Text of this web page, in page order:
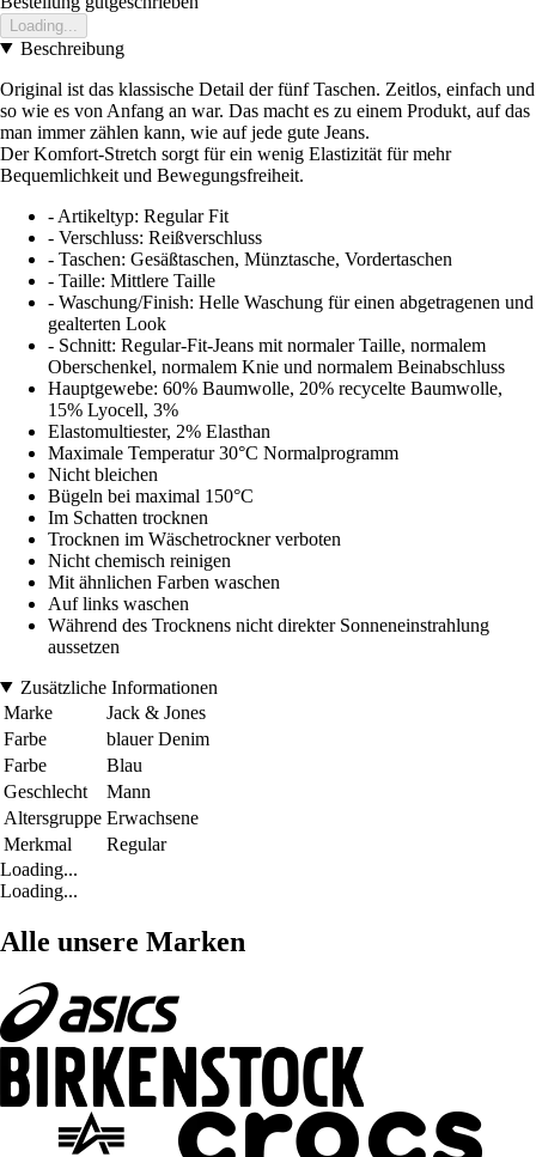
Loading...
Beschreibung
Original ist das klassische Detail der fünf Taschen. Zeitlos, einfach und
so wie es von Anfang an war. Das macht es zu einem Produkt, auf das
man immer zählen kann, wie auf jede gute Jeans.
Der Komfort-Stretch sorgt für ein wenig Elastizität für mehr
Bequemlichkeit und Bewegungsfreiheit.
- Artikeltyp: Regular Fit
- Verschluss: Reißverschluss
- Taschen: Gesäßtaschen, Münztasche, Vordertaschen
- Taille: Mittlere Taille
- Waschung/Finish: Helle Waschung für einen abgetragenen und
gealterten Look
- Schnitt: Regular-Fit-Jeans mit normaler Taille, normalem
Oberschenkel, normalem Knie und normalem Beinabschluss
Hauptgewebe: 60% Baumwolle, 20% recycelte Baumwolle,
15% Lyocell, 3%
Elastomultiester, 2% Elasthan
Maximale Temperatur 30°C Normalprogramm
Nicht bleichen
Bügeln bei maximal 150°C
Im Schatten trocknen
Trocknen im Wäschetrockner verboten
Nicht chemisch reinigen
Mit ähnlichen Farben waschen
Auf links waschen
Während des Trocknens nicht direkter Sonneneinstrahlung
aussetzen
Zusätzliche Informationen
Marke
Jack & Jones
Farbe
blauer Denim
Farbe
Blau
Geschlecht
Mann
Altersgruppe Erwachsene
Merkmal
Regular
Loading...
Loading...
Alle unsere Marken